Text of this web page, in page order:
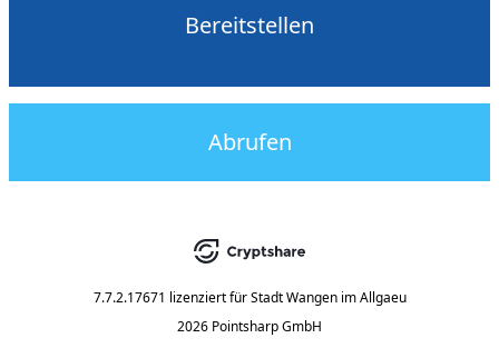
Bereitstellen
Abrufen
7.7.2.17671 lizenziert für Stadt Wangen im Allgaeu
2026 Pointsharp GmbH